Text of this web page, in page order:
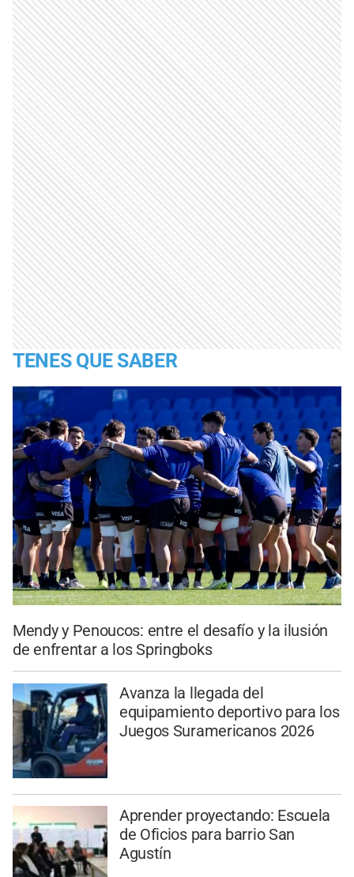
TENES QUE SABER
Mendy y Penoucos: entre el desafío y la ilusión
de enfrentar a los Springboks
Avanza la llegada del
equipamiento deportivo para los
Juegos Suramericanos 2026
Aprender proyectando: Escuela
de Oficios para barrio San
Agustín